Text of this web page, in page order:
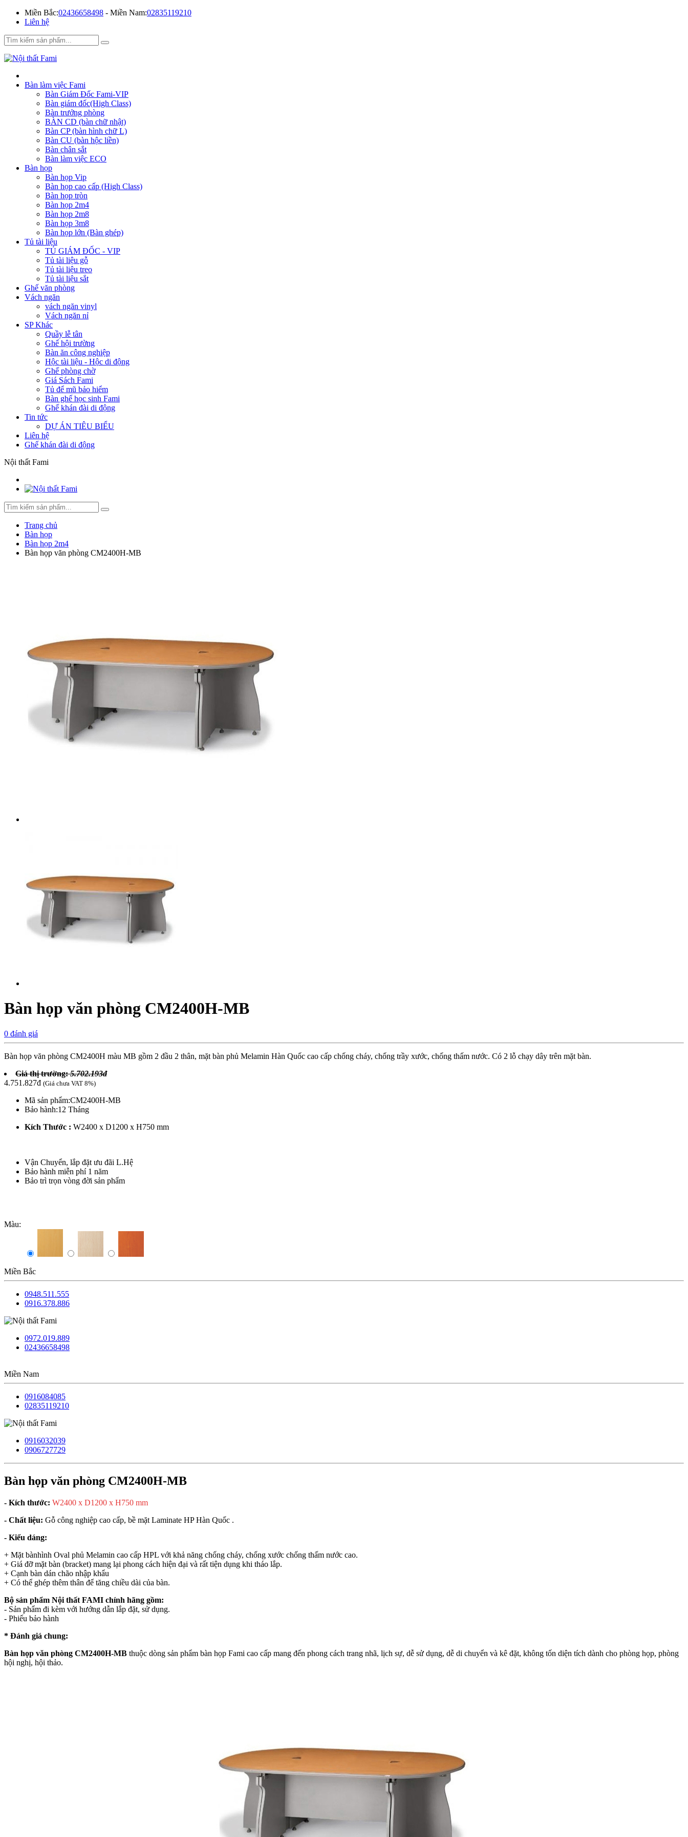
Miền Bắc:02436658498 - Miền Nam:02835119210
Liên hệ
Bàn làm việc Fami
Bàn Giám Đốc Fami-VIP
Bàn giám đốc(High Class)
Bàn trưởng phòng
BÀN CD (bàn chữ nhật)
Bàn CP (bàn hình chữ L)
Bàn CU (bàn hộc liền)
Bàn chân sắt
Bàn làm việc ECO
Bàn họp
Bàn họp Vip
Bàn họp cao cấp (High Class)
Bàn họp tròn
Bàn họp 2m4
Bàn họp 2m8
Bàn họp 3m8
Bàn họp lớn (Bàn ghép)
Tủ tài liệu
TỦ GIÁM ĐỐC - VIP
Tủ tài liệu gỗ
Tủ tài liệu treo
Tủ tài liệu sắt
Ghế văn phòng
Vách ngăn
vách ngăn vinyl
Vách ngăn nỉ
SP Khác
Quầy lễ tân
Ghế hội trường
Bàn ăn công nghiệp
Hộc tài liệu - Hộc di động
Ghế phòng chờ
Giá Sách Fami
Tủ để mũ bảo hiểm
Bàn ghế học sinh Fami
Ghế khán đài di động
Tin tức
DỰ ÁN TIÊU BIỂU
Liên hệ
Ghế khán đài di động
Nội thất Fami
Trang chủ
Bàn họp
Bàn họp 2m4
Bàn họp văn phòng CM2400H-MB
Bàn họp văn phòng CM2400H-MB
0 đánh giá
Bàn họp văn phòng CM2400H màu MB gồm 2 đầu 2 thân, mặt bàn phủ Melamin Hàn Quốc cao cấp chống cháy, chống trầy xước, chống thấm nước. Có 2 lỗ chạy dây trên mặt bàn.
Giá thị trường:5.702.193đ
4.751.827đ (Giá chưa VAT 8%)
Mã sản phẩm:CM2400H-MB
Bảo hành:12 Tháng
Kích Thước : W2400 x D1200 x H750 mm
Vận Chuyển, lắp đặt ưu đãi L.Hệ
Bảo hành miễn phí 1 năm
Bảo trì trọn vòng đời sản phẩm
Màu:
Miền Bắc
0948.511.555
0916.378.886
0972.019.889
02436658498
Miền Nam
0916084085
02835119210
0916032039
0906727729
Bàn họp văn phòng CM2400H-MB
- Kích thước: W2400 x D1200 x H750 mm
- Chất liệu: Gỗ công nghiệp cao cấp, bề mặt Laminate HP Hàn Quốc .
- Kiểu dáng:
+ Mặt bànhình Oval phủ Melamin cao cấp HPL với khả năng chống cháy, chống xước chống thấm nước cao.
+ Giá đỡ mặt bàn (bracket) mang lại phong cách hiện đại và rất tiện dụng khi tháo lắp.
+ Cạnh bàn dán chão nhập khẩu
+ Có thể ghép thêm thân để tăng chiều dài của bàn.
Bộ sản phẩm Nội thất FAMI chính hãng gồm:
- Sản phẩm đi kèm với hướng dẫn lắp đặt, sử dụng.
- Phiếu bảo hành
* Đánh giá chung:
Bàn họp văn phòng CM2400H-MB thuộc dòng sản phẩm bàn họp Fami cao cấp mang đến phong cách trang nhã, lịch sự, dễ sử dụng, dễ di chuyển và kê đặt, không tốn diện tích dành cho phòng họp, phòng
hội nghị, hội thảo.